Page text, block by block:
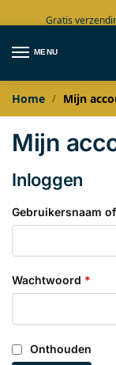
Gratis
MENU
Home / Mijn
Mijn
Inloggen
Gebruikersnaam
Wachtwoord *
Onthouden